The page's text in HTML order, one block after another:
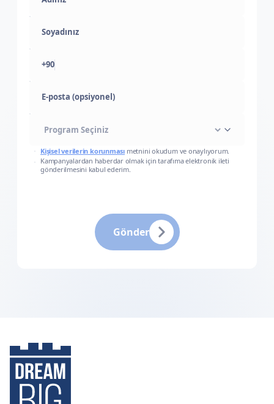
+90
E-posta (opsiyonel)
Kişisel verilerin korunması metnini okudum ve onaylıyorum.
Kampanyalardan haberdar olmak için tarafıma elektronik ileti
gönderilmesini kabul ederim.
Gönder